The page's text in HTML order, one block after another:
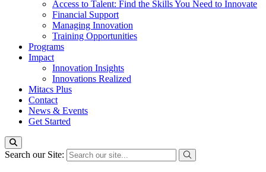
Access to Talent: Find the Skills You Need to Innovate
Financial Support
Managing Innovation
Training Opportunities
Programs
Impact
Innovation Insights
Innovations Realized
Mitacs Plus
Contact
News & Events
Get Started
Search our Site: